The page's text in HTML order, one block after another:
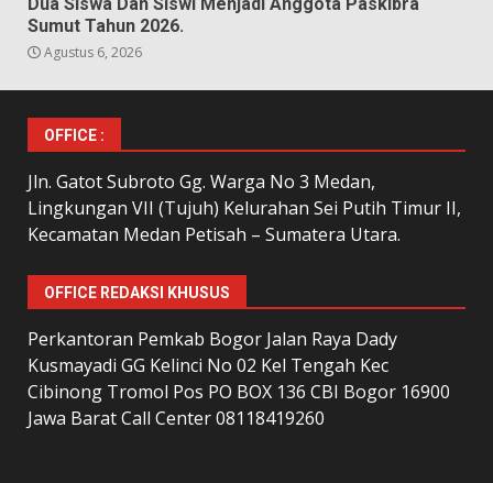
Sumut Tahun 2026.
Agustus 6, 2026
OFFICE :
Jln. Gatot Subroto Gg. Warga No 3 Medan,
Lingkungan VII (Tujuh) Kelurahan Sei Putih Timur II,
Kecamatan Medan Petisah – Sumatera Utara.
OFFICE REDAKSI KHUSUS
Perkantoran Pemkab Bogor Jalan Raya Dady
Kusmayadi GG Kelinci No 02 Kel Tengah Kec
Cibinong Tromol Pos PO BOX 136 CBI Bogor 16900
Jawa Barat Call Center 08118419260